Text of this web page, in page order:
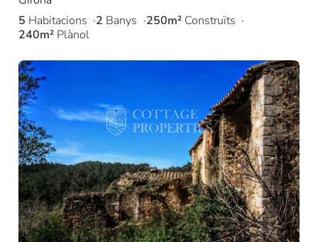
5 Habitacions 2 Banys 250m² Construïts
240m² Plànol